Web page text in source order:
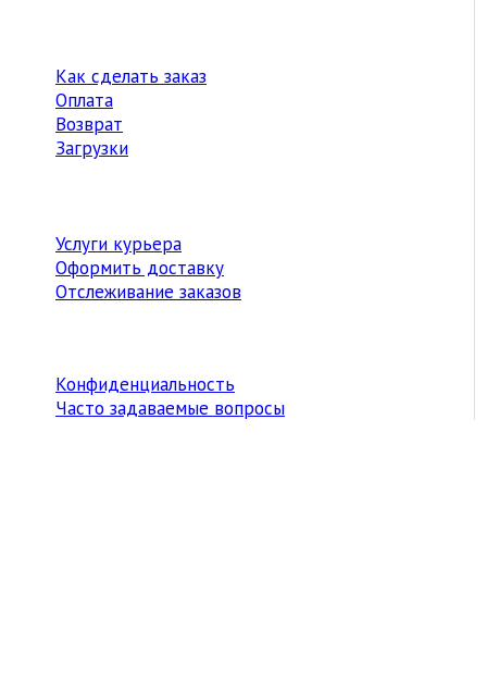
Как сделать заказ
Оплата
Возврат
Загрузки
Услуги курьера
Оформить доставку
Отслеживание заказов
Конфиденциальность
Часто задаваемые вопросы